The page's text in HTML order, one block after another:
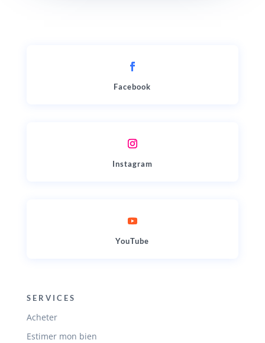
Facebook
Instagram
YouTube
SERVICES
Acheter
Estimer mon bien